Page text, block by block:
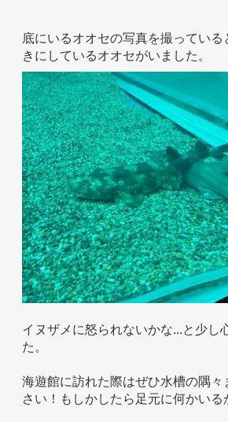
底にいるオオセの写真を撮っている
きにしているオオセがいました。
イヌザメに怒られないかな...と少し
た。
海遊館に訪れた際はぜひ水槽の隅
さい！もしかしたら足元に何かいる